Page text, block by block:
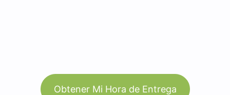
Obtener Mi Hora de Entrega